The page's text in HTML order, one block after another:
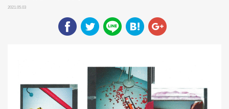
2021.05.03